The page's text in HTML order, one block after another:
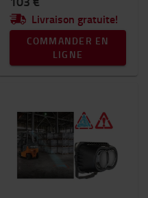
Livraison gratuite!
COMMANDER EN
LIGNE